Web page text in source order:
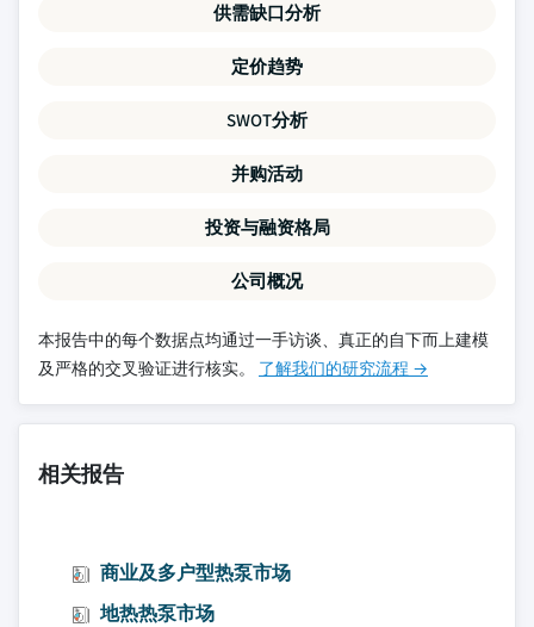
供需缺口分析
定价趋势
SWOT分析
并购活动
投资与融资格局
公司概况
本报告中的每个数据点均通过一手访谈、真正的自下而上建模
及严格的交叉验证进行核实。 了解我们的研究流程 →
相关报告
商业及多户型热泵市场
地热热泵市场